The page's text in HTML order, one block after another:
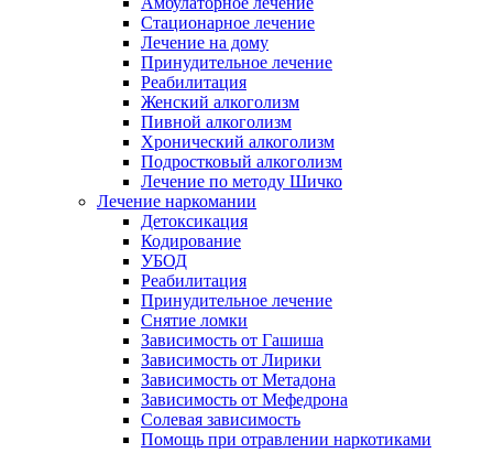
Стационарное лечение
Лечение на дому
Принудительное лечение
Реабилитация
Женский алкоголизм
Пивной алкоголизм
Хронический алкоголизм
Подростковый алкоголизм
Лечение по методу Шичко
Лечение наркомании
Детоксикация
Кодирование
УБОД
Реабилитация
Принудительное лечение
Снятие ломки
Зависимость от Гашиша
Зависимость от Лирики
Зависимость от Метадона
Зависимость от Мефедрона
Солевая зависимость
Помощь при отравлении наркотиками